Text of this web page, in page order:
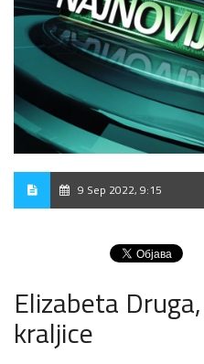
9 Sep 2022, 9:15
Elizabeta
kraljice